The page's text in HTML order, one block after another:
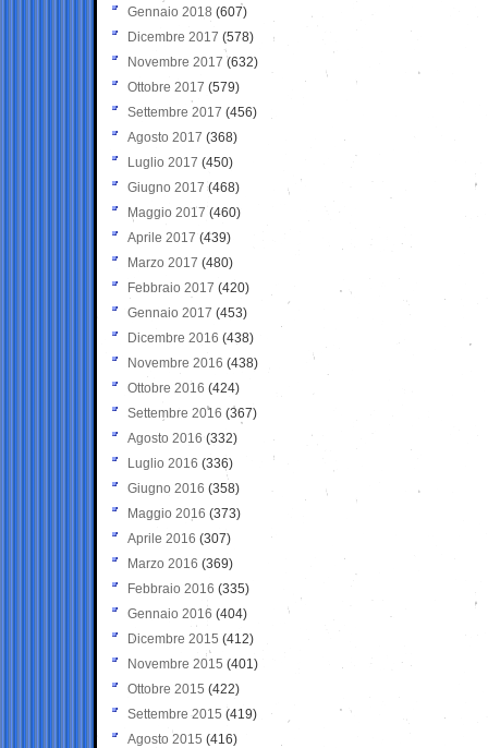
Gennaio 2018 (607)
Dicembre 2017 (578)
Novembre 2017 (632)
Ottobre 2017 (579)
Settembre 2017 (456)
Agosto 2017 (368)
Luglio 2017 (450)
Giugno 2017 (468)
Maggio 2017 (460)
Aprile 2017 (439)
Marzo 2017 (480)
Febbraio 2017 (420)
Gennaio 2017 (453)
Dicembre 2016 (438)
Novembre 2016 (438)
Ottobre 2016 (424)
Settembre 2016 (367)
Agosto 2016 (332)
Luglio 2016 (336)
Giugno 2016 (358)
Maggio 2016 (373)
Aprile 2016 (307)
Marzo 2016 (369)
Febbraio 2016 (335)
Gennaio 2016 (404)
Dicembre 2015 (412)
Novembre 2015 (401)
Ottobre 2015 (422)
Settembre 2015 (419)
Agosto 2015 (416)